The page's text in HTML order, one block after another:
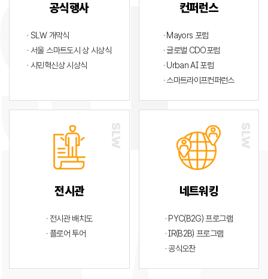
공식행사
· SLW 개막식
· 서울 스마트도시 상 시상식
· 시민혁신상 시상식
컨퍼런스
· Mayors 포럼
· 글로벌 CDO포럼
· Urban AI 포럼
· 스마트라이프컨퍼런스
전시관
· 전시관 배치도
· 플로어 투어
네트워킹
· PYC(B2G) 프로그램
· IR(B2B) 프로그램
· 공식오찬